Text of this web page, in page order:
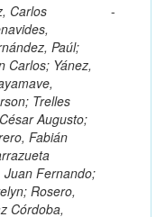
Carlos
Paúl;
Carlos; Yánez,
Trelles
Augusto;
Fabián
Juan Fernando;
Rosero,
Córdoba,
-